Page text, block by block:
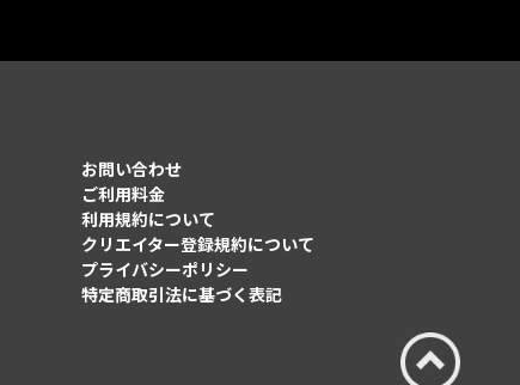
お問い合わせ
ご利用料金
利用規約について
クリエイター登録規約について
プライバシーポリシー
特定商取引法に基づく表記